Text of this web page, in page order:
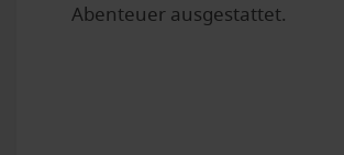
Abenteuer ausgestattet.